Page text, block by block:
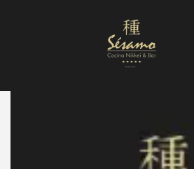
Nuestra Carta